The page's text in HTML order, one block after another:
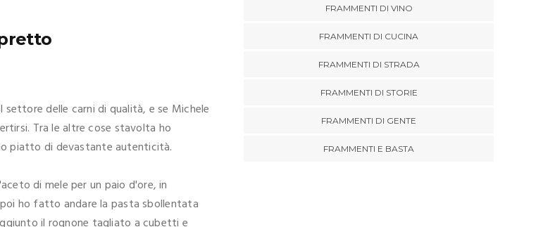
delle carni di qualità, e se Michele
Tra le altre cose stavolta ho
piatto di devastante autenticità.
di mele per un paio d'ore, in
ho fatto andare la pasta sbollentata
FRAMMENTI DI VINO
FRAMMENTI DI CUCINA
FRAMMENTI DI STRADA
FRAMMENTI DI STORIE
FRAMMENTI DI GENTE
FRAMMENTI E BASTA